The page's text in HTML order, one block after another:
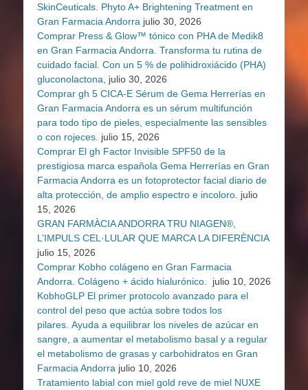
SkinCeuticals. Phyto A+ Brightening Treatment en
Gran Farmacia Andorra julio 30, 2026
Comprar Press & Glow™ tónico con PHA de Medik8
en Gran Farmacia Andorra. Transforma tu rutina de
cuidado facial. Con un 5 % de polihidroxiácido (PHA)
gluconolactona,
julio 30, 2026
Comprar gh 5 CICA-E Sérum de Gema Herrerías en
Gran Farmacia Andorra es un sérum multifunción
para todo tipo de pieles, especialmente las sensibles
o con rojeces. julio 15, 2026
Comprar El gh Factor Invisible SPF50 de la
prestigiosa marca española Gema Herrerías en Gran
Farmacia Andorra es un fotoprotector facial diario de
alta protección, de amplio espectro e incoloro. julio
15, 2026
GRAN FARMÀCIA ANDORRA TRU NIAGEN®,
L’IMPULS CEL·LULAR QUE MARCA LA DIFERÈNCIA
julio 15, 2026
Comprar Kobho colágeno en Gran Farmacia
Andorra. Colágeno + ácido hialurónico.
julio 10, 2026
KobhoGLP El primer protocolo avanzado para el
control del peso que actúa sobre todos los
pilares. Ayuda a equilibrar los niveles de azúcar en
sangre, a aumentar el metabolismo basal y a regular
el metabolismo de grasas y carbohidratos en Gran
Farmacia Andorra julio 10, 2026
Tratamiento labial con miel gold reve de miel NUXE